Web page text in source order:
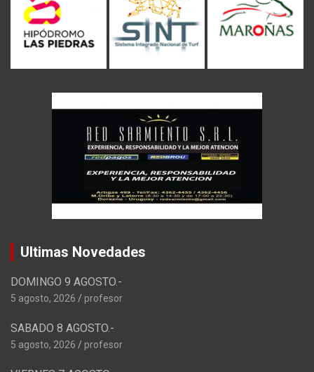
Ultimas Novedades
DOMINGO 9 AGOSTO.-
5 agosto, 2026 profesor
SABADO 8 AGOSTO.-
5 agosto, 2026 profesor